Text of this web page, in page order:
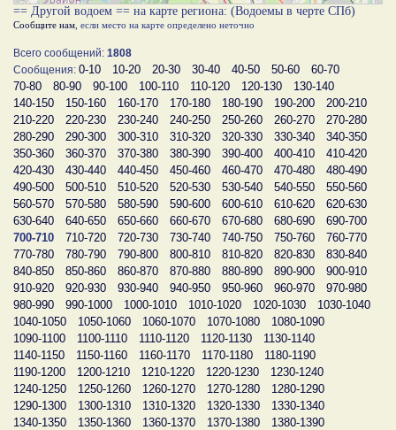
== Другой водоем == на карте региона: (Водоемы в черте СПб)
Сообщите нам , если место на карте определено неточно
Всего сообщений: 1808
Сообщения: 0-10 10-20 20-30 30-40 40-50 50-60
60-70
70-80
80-90 90-100 100-110 110-120 120-130
130-140
140-150
150-160 160-170 170-180 180-190 190-200
200-210
210-220
220-230 230-240 240-250 250-260 260-270
270-280
280-290
290-300 300-310 310-320 320-330 330-340
340-350
350-360
360-370 370-380 380-390 390-400 400-410
410-420
420-430
430-440 440-450 450-460 460-470 470-480
480-490
490-500
500-510 510-520 520-530 530-540 540-550
550-560
560-570
570-580 580-590 590-600 600-610 610-620
620-630
630-640
640-650 650-660 660-670 670-680 680-690
690-700
700-710
710-720 720-730 730-740 740-750 750-760
760-770
770-780
780-790 790-800 800-810 810-820 820-830
830-840
840-850
850-860 860-870 870-880 880-890 890-900
900-910
910-920
920-930 930-940 940-950 950-960 960-970
970-980
980-990
990-1000 1000-1010 1010-1020 1020-1030
1030-1040
1040-1050
1050-1060 1060-1070 1070-1080
1080-1090
1090-1100
1100-1110 1110-1120 1120-1130
1130-1140
1140-1150
1150-1160 1160-1170 1170-1180
1180-1190
1190-1200
1200-1210 1210-1220 1220-1230
1230-1240
1240-1250
1250-1260 1260-1270 1270-1280
1280-1290
1290-1300
1300-1310 1310-1320 1320-1330
1330-1340
1340-1350
1350-1360 1360-1370 1370-1380
1380-1390